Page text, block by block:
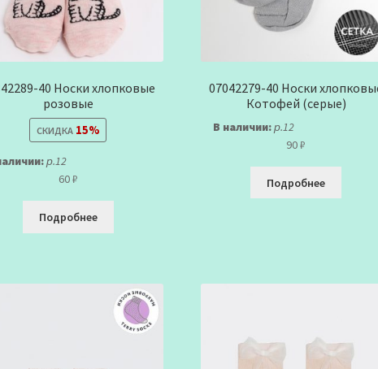
40 Носки хлопковые
розовые
СКИДКА15%
р.12
60₽
Подробнее
07042279-40 Носки
Котофей (серые)
В наличии:р.12
90₽
Подробнее